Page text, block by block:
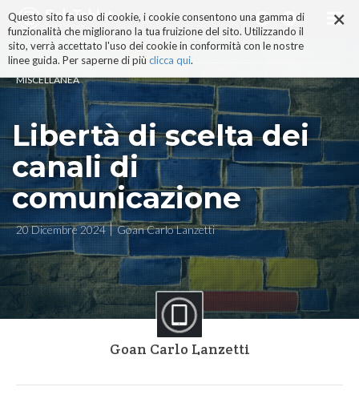
×
Questo sito fa uso di cookie, i cookie consentono una gamma di
funzionalità che migliorano la tua fruizione del sito. Utilizzando il
sito, verrà accettato l'uso dei cookie in conformità con le nostre
linee guida. Per saperne di più clicca qui.
ai
contenuti.
|
alla
navigazione
MISCELLANEA
Libertà di scelta dei
canali di
comunicazione
20 Dicembre 2024 Goan Carlo Lanzetti
Goan Carlo Lanzetti